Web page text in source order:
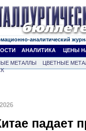
аналитический
АНАЛИТИКА ЦЕНЫ
МЕТАЛЛЫ ЦВЕТНЫЕ
падает